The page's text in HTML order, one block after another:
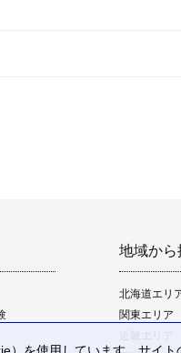
地域から
北海道エリ
関東エリア
を使用しています。サイ